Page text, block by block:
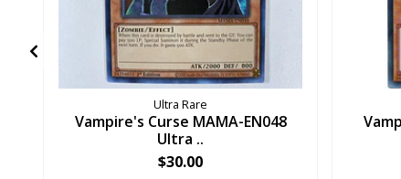
Ultra Rare
Vampire's Curse MAMA-EN048
Ultra ..
$30.00